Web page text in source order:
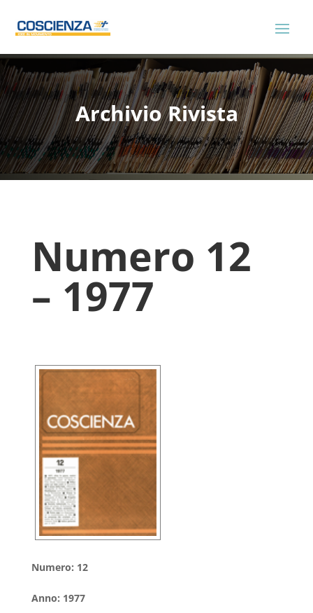
Archivio Rivista
Numero 12
– 1977
Numero: 12
Anno: 1977